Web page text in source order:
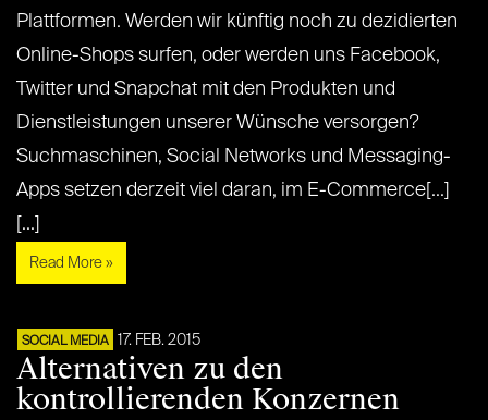
Plattformen. Werden wir künftig noch zu dezidierten
Online-Shops surfen, oder werden uns Facebook,
Twitter und Snapchat mit den Produkten und
Dienstleistungen unserer Wünsche versorgen?
Suchmaschinen, Social Networks und Messaging-
Apps setzen derzeit viel daran, im E-Commerce[...]
[...]
Read More »
SOCIAL MEDIA 17. FEB. 2015
Alternativen zu den
kontrollierenden Konzernen